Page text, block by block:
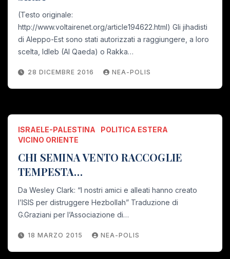
(Testo originale:
http://www.voltairenet.org/article194622.html) Gli jihadisti
di Aleppo-Est sono stati autorizzati a raggiungere, a loro
scelta, Idleb (Al Qaeda) o Rakka…
28 DICEMBRE 2016 NEA-POLIS
ISRAELE-PALESTINA
POLITICA ESTERA
VICINO ORIENTE
CHI SEMINA VENTO RACCOGLIE
TEMPESTA…
Da Wesley Clark: “I nostri amici e alleati hanno creato
l’ISIS per distruggere Hezbollah” Traduzione di
G.Graziani per l’Associazione di…
18 MARZO 2015 NEA-POLIS